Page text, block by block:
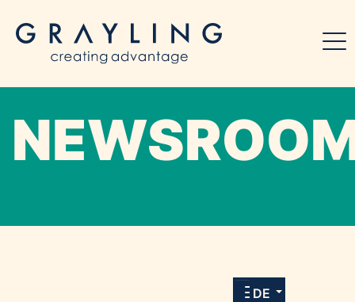
allen Meldungen und Downloads unserer
DE